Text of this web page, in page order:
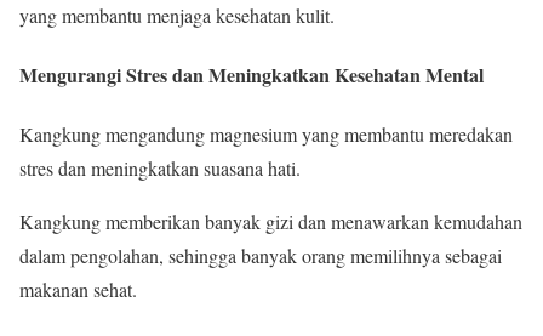
yang membantu menjaga kesehatan kulit.
Mengurangi Stres dan Meningkatkan Kesehatan Mental
Kangkung mengandung magnesium yang membantu meredakan
stres dan meningkatkan suasana hati.
Kangkung memberikan banyak gizi dan menawarkan kemudahan
dalam pengolahan, sehingga banyak orang memilihnya sebagai
makanan sehat.